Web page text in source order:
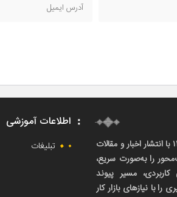
مجله آموزشی آکادمی علمی EAedu از سال ۱۳۸۱ با انتشار اخبار و مقالات
را به‌صورت سریع،
مسیر پیوند
با نیازهای بازار کار
اطلاعات آموزشی
تبلیغات